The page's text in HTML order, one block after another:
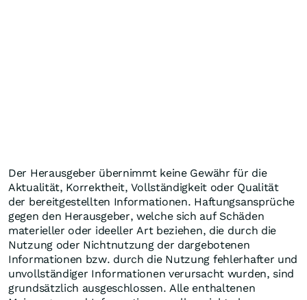
Der Herausgeber übernimmt keine Gewähr für die
Aktualität, Korrektheit, Vollständigkeit oder Qualität
der bereitgestellten Informationen. Haftungsansprüche
gegen den Herausgeber, welche sich auf Schäden
materieller oder ideeller Art beziehen, die durch die
Nutzung oder Nichtnutzung der dargebotenen
Informationen bzw. durch die Nutzung fehlerhafter und
unvollständiger Informationen verursacht wurden, sind
grundsätzlich ausgeschlossen. Alle enthaltenen